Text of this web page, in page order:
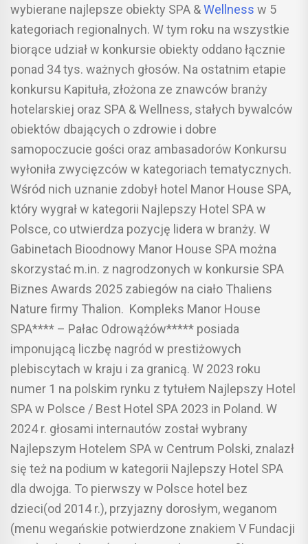
wybierane najlepsze obiekty SPA &Wellness w 5
kategoriach regionalnych. W tym roku na wszystkie
biorące udział w konkursie obiekty oddano łącznie
ponad 34 tys. ważnych głosów. Na ostatnim etapie
konkursu Kapituła, złożona ze znawców branży
hotelarskiej oraz SPA & Wellness, stałych bywalców
obiektów dbających o zdrowie i dobre
samopoczucie gości oraz ambasadorów Konkursu
wyłoniła zwycięzców w kategoriach tematycznych.
Wśród nich uznanie zdobył hotel Manor House SPA,
który wygrał w kategorii Najlepszy Hotel SPA w
Polsce, co utwierdza pozycję lidera w branży.​ W
Gabinetach Bioodnowy Manor House SPA można
skorzystać m.in. z nagrodzonych w konkursie SPA
Biznes Awards 2025 zabiegów na ciało Thaliens
Nature firmy Thalion. Kompleks Manor House
SPA**** – Pałac Odrowążów***** posiada
imponującą liczbę nagród w prestiżowych
plebiscytach w kraju i za granicą. W 2023 roku
numer 1 na polskim rynku z tytułem Najlepszy Hotel
SPA w Polsce / Best Hotel SPA 2023 in Poland. W
2024 r. głosami internautów został wybrany
Najlepszym Hotelem SPA w Centrum Polski, znalazł
się też na podium w kategorii Najlepszy Hotel SPA
dla dwojga. To pierwszy w Polsce hotel bez
dzieci(od 2014 r.), przyjazny dorosłym, weganom
(menu wegańskie potwierdzone znakiem V Fundacji